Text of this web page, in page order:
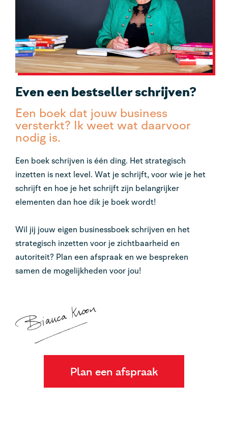
Even een bestseller schrijven?
Een boek dat jouw business
versterkt? Ik weet wat daarvoor
nodig is.
Een boek schrijven is één ding. Het strategisch
inzetten is next level. Wat je schrijft, voor wie je het
schrijft en hoe je het schrijft zijn belangrijker
elementen dan hoe dik je boek wordt!
Wil jij jouw eigen businessboek schrijven en het
strategisch inzetten voor je zichtbaarheid en
autoriteit? Plan een afspraak en we bespreken
samen de mogelijkheden voor jou!
Plan een afspraak